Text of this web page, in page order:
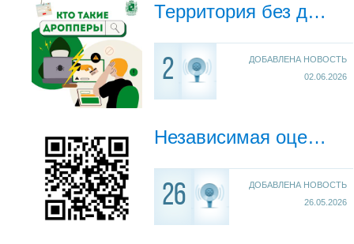
Территория без дропов
2
ДОБАВЛЕНА НОВОСТЬ
02.06.2026
Независимая оценка качества
26
ДОБАВЛЕНА НОВОСТЬ
26.05.2026